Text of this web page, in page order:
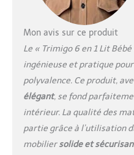
【
Mon avis sur ce produit
Le « Trimigo 6 en 1 Lit
ingénieuse et pratique
polyvalence. Ce produit,
élégant, se fond
intérieur. La qualité des
partie grâce à l’utilisation
mobiliersolide et